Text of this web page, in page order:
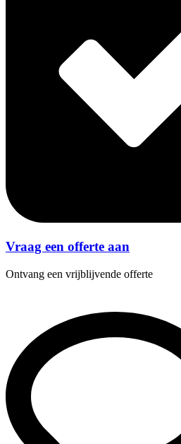
Vraag een offerte aan
Ontvang een vrijblijvende offerte